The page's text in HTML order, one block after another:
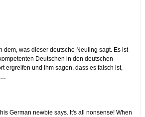
dem, was dieser deutsche Neuling sagt. Es ist
Deutschen in den deutschen
ergreifen und ihm sagen, dass es falsch ist,
…
German newbie says. It's all nonsense! When